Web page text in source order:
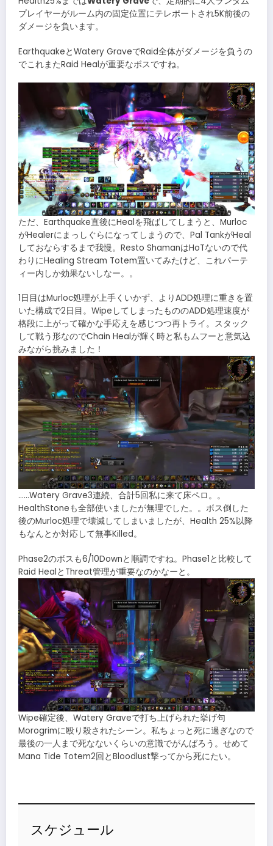
プレイヤーがルーム内の固定位置にテレポートされ5K前後の
ダメージを負います。
EarthquakeとWatery GraveでRaid全体がダメージを負うの
でこれまたRaid Healが重要なボスですね。
ただ、Earthquake直後にHealを飛ばしてしまうと、Murloc
がHealerにまっしぐらになってしまうので、Pal TankがHeal
しておならするまで我慢。Resto ShamanはHoTないので代
わりにHealing Stream Totem置いてみたけど、これパーテ
ィー内しか効果ないしなー。。
1日目はMurloc処理が上手くいかず、よりADD処理に重きを置
いた構成で2日目。WipeしてしまったもののADD処理速度が
格段に上がって確かな手応えを感じつつ再トライ。スタック
して戦う形なのでChain Healが輝く時と私もムフーと意気込
みながら挑みました！
……Watery Grave3連続、合計5回私に来て床ペロ。。
HealthStoneも全部使いましたが無理でした。。ボス倒した
後のMurloc処理で壊滅してしまいましたが、Health 25%以降
もなんとか対応して無事Killed。
Phase2のボスも6/10Downと順調ですね。Phase1と比較して
Raid HealとThreat管理が重要なのかなーと。
Wipe確定後、Watery Graveで打ち上げられた挙げ句
Morogrimに殴り殺されたシーン。私ちょっと死に過ぎなので
最後の一人まで死なないくらいの意識でがんばろう。せめて
Mana Tide Totem2回とBloodlust撃ってから死にたい。
スケジュール